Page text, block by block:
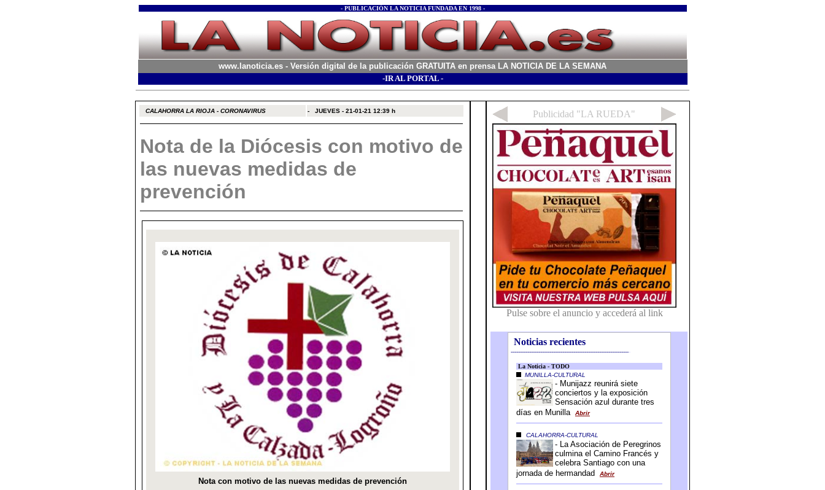
- PUBLICACIÓN LA NOTICIA FUNDADA EN 1998 -
www.lanoticia.es - Versión digital de la publicación GRATUITA en prensa LA NOTICIA DE LA SEMANA
-IR AL PORTAL -
CALAHORRA LA RIOJA - CORONAVIRUS - JUEVES - 21-01-21 12:39 h
Nota de la Diócesis con motivo de
las nuevas medidas de
prevención
Noticias recientes
-----------------------------------------------------------------